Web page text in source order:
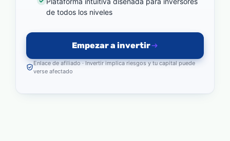
de todos los niveles
Empezar a invertir
Enlace de afiliado · Invertir implica riesgos y tu capital puede
verse afectado